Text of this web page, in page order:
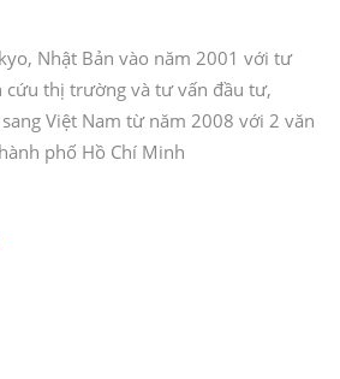
Nhật Bản vào năm 2001 với tư
cứu thị trường và tư vấn đầu tư,
Việt Nam từ năm 2008 với 2 văn
phố Hồ Chí Minh